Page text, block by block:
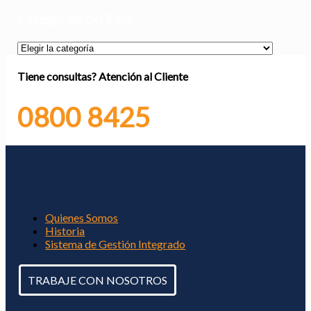
Categorías
del
Sitio
Tiene consultas?Atención al Cliente
0800 8425
Quienes Somos
Historia
Sistema de Gestión Integrado
TRABAJE CON NOSOTROS